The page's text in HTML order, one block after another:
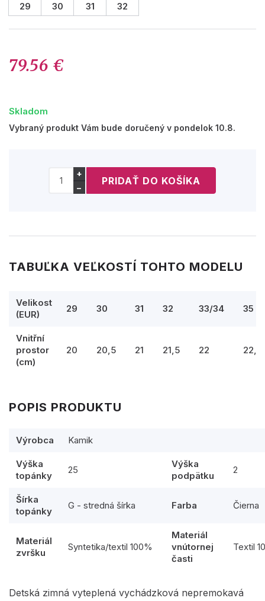
29 30 31 32
79.56 €
Skladom
Vybraný produkt Vám bude doručený v pondelok 10.8.
+
−
TABUĽKA VEĽKOSTÍ TOHTO MODELU
Velikost
(EUR)
29 30 31 32 33/34 35
Vnitřní
prostor
(cm)
20 20,5 21 21,5 22 22,5
POPIS PRODUKTU
Výrobca Kamik
Výška
topánky
25
Výška
podpätku
2
Šírka
topánky
G - stredná šírka Farba Čierna
Materiál
zvršku
Syntetika/textil 100%
Materiál
vnútornej
časti
Textil
Detská zimná vyteplená vychádzková nepremokavá